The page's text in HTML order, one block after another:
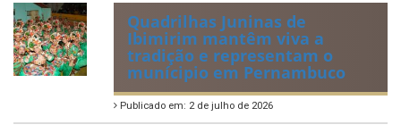
Quadrilhas Juninas de
Ibimirim mantêm viva a
tradição e representam o
munícipio em Pernambuco
Publicado em: 2 de julho de 2026